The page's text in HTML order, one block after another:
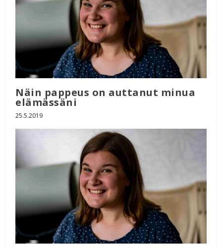
Näin pappeus on auttanut minua
elämässäni
25.5.2019